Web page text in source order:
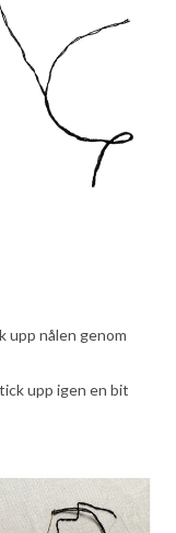
upp nålen genom
upp igen en bit